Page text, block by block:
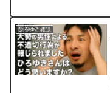
ひろゆき雑談